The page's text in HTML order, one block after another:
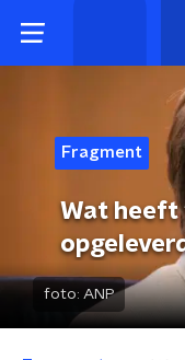
Fragment
Wat heeft
foto: ANP